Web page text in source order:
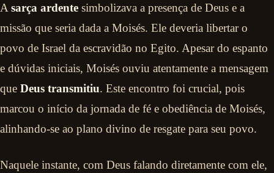
A sarça ardente simbolizava a presença de Deus e a
missão que seria dada a Moisés. Ele deveria libertar o
povo de Israel da escravidão no Egito. Apesar do espanto
e dúvidas iniciais, Moisés ouviu atentamente a mensagem
que Deus transmitiu. Este encontro foi crucial, pois
marcou o início da jornada de fé e obediência de Moisés,
alinhando-se ao plano divino de resgate para seu povo.
Naquele instante, com Deus falando diretamente com ele,